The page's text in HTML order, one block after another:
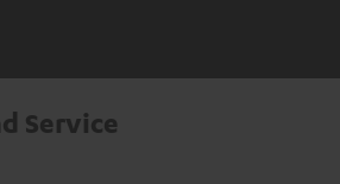
Service